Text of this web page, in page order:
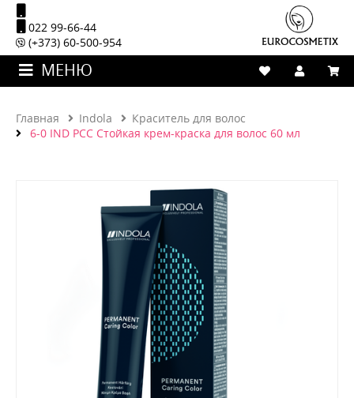
022 99-66-44
(+373) 60-500-954
МЕНЮ
Главная Indola
Краситель для волос
6-0 IND PCC Стойкая крем-краска для волос 60 мл